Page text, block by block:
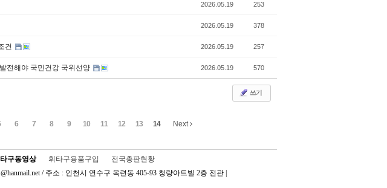
2026.05.19 253
2026.05.19 378
건 2026.05.19 257
전해야 국민건강 국위선양 2026.05.19 570
쓰기
6 7 8 9 10 11 12 13 14 Next
구동영상 휘타구용품구입
전국총판현황
/ 주소 : 인천시 연수구 옥련동 405-93 청량아트빌 2층 전관 |